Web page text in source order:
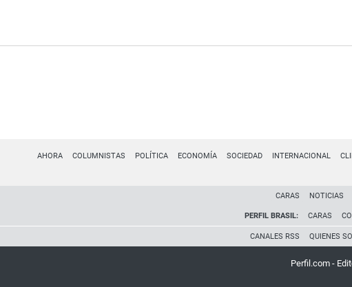
AHORA COLUMNISTAS POLÍTICA ECONOMÍA SOCIEDAD INTERNACIONAL
CARAS NOTICIAS
PERFIL BRASIL: CARAS
CANALES RSS QUIENES
Perfil.com -